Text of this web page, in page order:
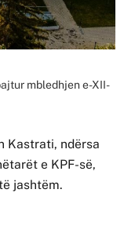
mbledhjen e-XII-
Kastrati, ndërsa
e KPF-së,
jashtëm.